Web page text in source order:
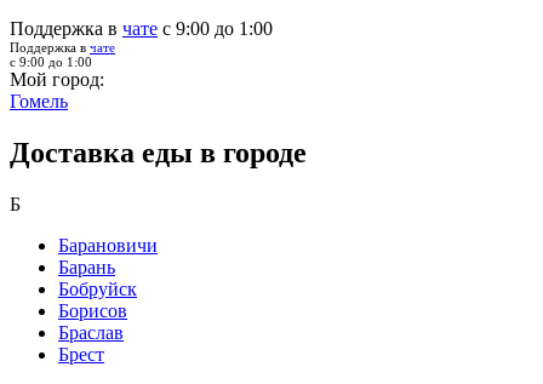
Поддержка в чате с 9:00 до 1:00
Поддержка в чате
с 9:00 до 1:00
Мой город:
Гомель
Доставка еды в городе
Б
Барановичи
Барань
Бобруйск
Борисов
Браслав
Брест